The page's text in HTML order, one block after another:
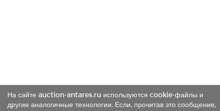
На сайте auction-antares.ru используются cookie-файлы и
другие аналогичные технологии. Если, прочитав это сообщение,